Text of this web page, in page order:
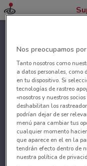
Nos preocupamos
Tanto nosotros como
a datos personales, como
en tu dispositivo. Si
tecnologías de rastreo
«nosotros y nuestros
deshabilitan los
podrían dejar de ser
menú para cambiar tus
cualquier momento
que aparece en el en la
tendrán efecto dentro de
nuestra política de